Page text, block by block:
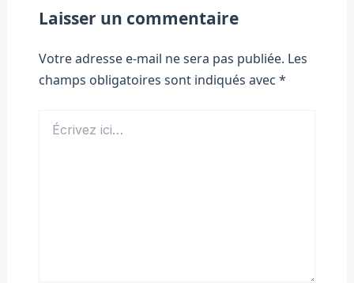
Laisser un commentaire
Votre adresse e-mail ne sera pas publiée. Les
champs obligatoires sont indiqués avec *
ici…